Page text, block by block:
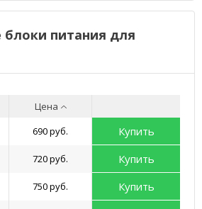
питания для
Цена
690 руб. Купить
720 руб. Купить
750 руб. Купить